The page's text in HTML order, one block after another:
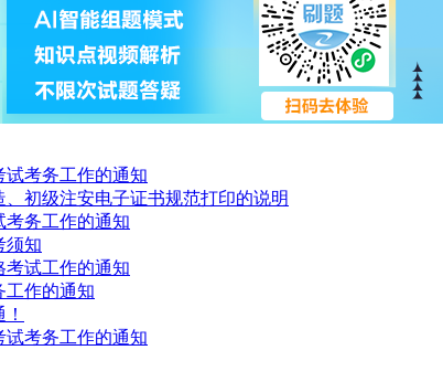
试考务工作的通知
初级注安电子证书规范打印的说明
考务工作的通知
须知
考试工作的通知
工作的通知
试考务工作的通知